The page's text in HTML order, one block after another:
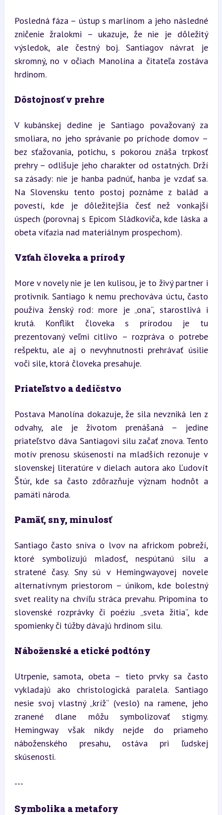
Posledná fáza – ústup s marlínom a jeho následné
zničenie žralokmi – ukazuje, že nie je dôležitý
výsledok, ale čestný boj. Santiagov návrat je
skromný, no v očiach Manolína a čitateľa zostáva
hrdinom.
Dôstojnosť v prehre
V kubánskej dedine je Santiago považovaný za
smoliara, no jeho správanie po príchode domov –
bez sťažovania, potichu, s pokorou znáša trpkosť
prehry – odlišuje jeho charakter od ostatných. Drží
sa zásady: nie je hanba padnúť, hanba je vzdať sa.
Na Slovensku tento postoj poznáme z balád a
povestí, kde je dôležitejšia česť než vonkajší
úspech (porovnaj s Epicom Sládkoviča, kde láska a
obeta víťazia nad materiálnym prospechom).
Vzťah človeka a prírody
More v novely nie je len kulisou, je to živý partner i
protivník. Santiago k nemu prechováva úctu, často
používa ženský rod: more je „ona“, starostlivá i
krutá. Konflikt človeka s prírodou je tu
prezentovaný veľmi citlivo – rozpráva o potrebe
rešpektu, ale aj o nevyhnutnosti prehrávať úsilie
voči sile, ktorá človeka presahuje.
Priateľstvo a dedičstvo
Postava Manolína dokazuje, že sila nevzniká len z
odvahy, ale je životom prenášaná – jedine
priateľstvo dáva Santiagovi silu začať znova. Tento
motív prenosu skúseností na mladších rezonuje v
slovenskej literatúre v dielach autora ako Ľudovít
Štúr, kde sa často zdôrazňuje význam hodnôt a
pamäti národa.
Pamäť, sny, minulosť
Santiago často sníva o lvov na africkom pobreží,
ktoré symbolizujú mladosť, nespútanú silu a
stratené časy. Sny sú v Hemingwayovej novele
alternatívnym priestorom – únikom, kde bolestný
svet reality na chvíľu stráca prevahu. Pripomína to
slovenské rozprávky či poéziu „sveta žitia“, kde
spomienky či túžby dávajú hrdinom silu.
Náboženské a etické podtóny
Utrpenie, samota, obeta – tieto prvky sa často
vykladajú ako christologická paralela. Santiago
nesie svoj vlastný „kríž“ (veslo) na ramene, jeho
zranené dlane môžu symbolizovať stigmy.
Hemingway však nikdy nejde do priameho
náboženského presahu, ostáva pri ľudskej
skúsenosti.
---
Symbolika a metafory